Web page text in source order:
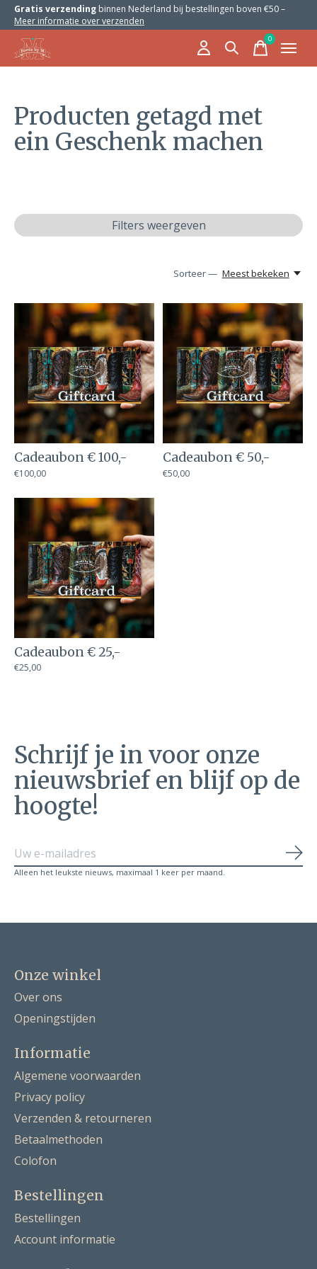
Gratis verzending binnen Nederland bij bestellingen boven €50 –
Meer informatie over verzenden
0items
Producten getagd met
ein Geschenk machen
Filters weergeven
Sorteer — Meest bekeken
Cadeaubon € 100,-
€100,00
Cadeaubon € 50,-
€50,00
Cadeaubon € 25,-
€25,00
Schrijf je in voor onze
nieuwsbrief en blijf op de
hoogte!
Alleen het leukste nieuws, maximaal 1 keer per maand.
Onze winkel
Over ons
Openingstijden
Informatie
Algemene voorwaarden
Privacy policy
Verzenden & retourneren
Betaalmethoden
Colofon
Bestellingen
Bestellingen
Account informatie